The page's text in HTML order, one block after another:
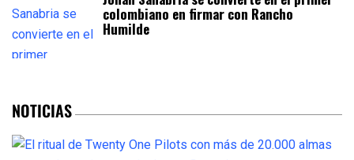
colombiano en firmar con Rancho
Humilde
NOTICIAS